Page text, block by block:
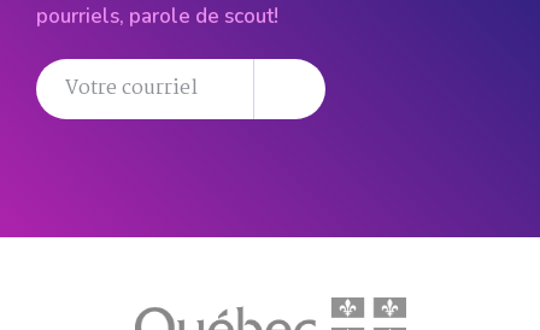
pourriels, parole de scout!